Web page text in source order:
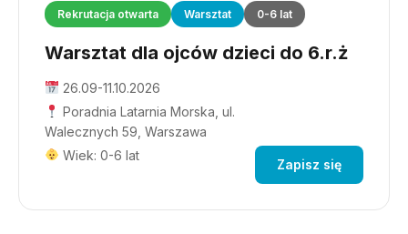
Rekrutacja otwarta Warsztat 0-6 lat
Warsztat dla ojców dzieci do 6.r.ż
26.09-11.10.2026
Poradnia Latarnia Morska, ul.
Walecznych 59, Warszawa
Wiek: 0-6 lat
Zapisz się